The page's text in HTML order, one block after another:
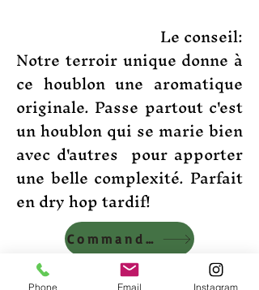
Le conseil:
Notre terroir unique donne à
ce houblon une aromatique
originale. Passe partout c'est
un houblon qui se marie bien
avec d'autres pour apporter
une belle complexité. Parfait
en dry hop tardif!
Commander
Culture:
Phone Email Instagram